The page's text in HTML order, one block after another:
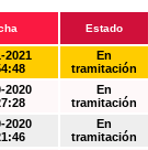
Estado
2021
En
tramitación
2020
En
tramitación
2020
En
tramitación